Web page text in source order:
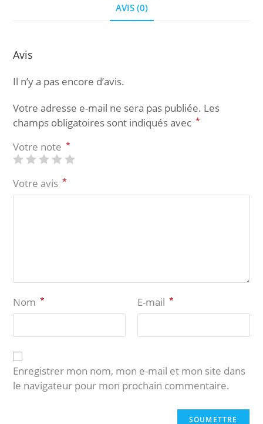
AVIS (0)
Avis
Il n’y a pas encore d’avis.
Votre adresse e-mail ne sera pas publiée. Les
champs obligatoires sont indiqués avec *
Votre note *
Votre avis *
Nom * E-mail *
Enregistrer mon nom, mon e-mail et mon site dans
le navigateur pour mon prochain commentaire.